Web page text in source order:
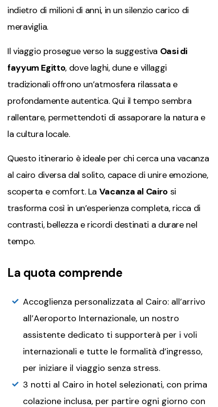
indietro di milioni di anni, in un silenzio carico di
meraviglia.
Il viaggio prosegue verso la suggestiva Oasi di
fayyum Egitto, dove laghi, dune e villaggi
tradizionali offrono un’atmosfera rilassata e
profondamente autentica. Qui il tempo sembra
rallentare, permettendoti di assaporare la natura e
la cultura locale.
Questo itinerario è ideale per chi cerca una vacanza
al cairo diversa dal solito, capace di unire emozione,
scoperta e comfort. La Vacanza al Cairo si
trasforma così in un’esperienza completa, ricca di
contrasti, bellezza e ricordi destinati a durare nel
tempo.
La quota comprende
Accoglienza personalizzata al Cairo: all’arrivo
all’Aeroporto Internazionale, un nostro
assistente dedicato ti supporterà per i voli
internazionali e tutte le formalità d’ingresso,
per iniziare il viaggio senza stress.
3 notti al Cairo in hotel selezionati, con prima
colazione inclusa, per partire ogni giorno con